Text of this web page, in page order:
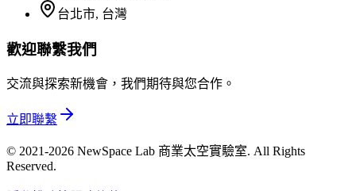
台北市, 台灣
歡迎聯繫我們
交流與探索新機會，我們期待與您合作。
立即聯繫
© 2021-2026 NewSpace Lab 商業太空實驗室. All Rights
Reserved.